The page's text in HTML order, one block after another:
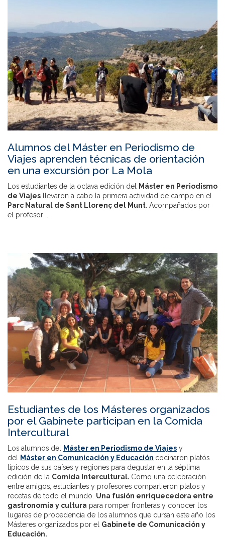
Alumnos del Máster en Periodismo de
Viajes aprenden técnicas de orientación
en una excursión por La Mola
Los estudiantes de la octava edición del
Máster en Periodismo
de Viajes llevaron a cabo la primera actividad de campo en el
Parc Natural de Sant Llorenç del Munt . Acompañados por
el profesor
Estudiantes de los Másteres organizados
por el Gabinete participan en la Comida
Intercultural
Los alumnos del Máster en Periodismo de Viajes y
del
Máster en Comunicación y Educación cocinaron platós
típicos de sus países y regiones para degustar en la séptima
edición de la Comida Intercultural. Como una celebración
entre amigos, estudiantes y profesores compartieron platos y
recetas de todo el mundo. Una fusión enriquecedora entre
gastronomía y cultura para romper fronteras y conocer los
lugares de procedencia de los alumnos que cursan este año los
Másteres organizados por el Gabinete de Comunicación y
Educación.